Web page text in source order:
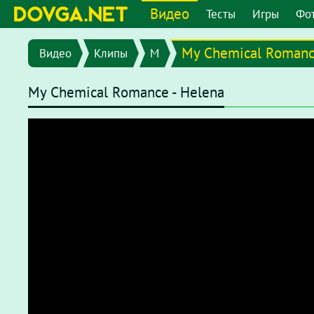
Видео Тесты Игры
Видео Клипы M My Chemical
My Chemical Romance - Helena